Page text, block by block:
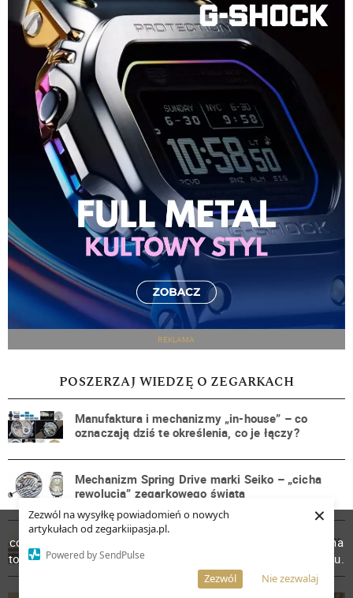
Zezwól na wysyłkę powiadomień o nowych
artykułach od zegarkiipasja.pl.
Powered by SendPulse
Nie zezwalaj
Zezwól
×
REKLAMA
POSZERZAJ WIEDZĘ O ZEGARKACH
Manufaktura i mechanizmy „in-house” – co
oznaczają dziś te określenia, co je łączy?
Mechanizm Spring Drive marki Seiko – „cicha
rewolucja” zegarkowego świata
Radziecki przemysł zegarkowy – rys historyczny
W celu poprawienia jakości usług korzystamy z plików
cookies. Pozostanie na stronie oznacza, iż wyrażasz zgodę na
to, że pliki cookies będą przechowywane w Twoim urządzeniu.
Więcej informacji